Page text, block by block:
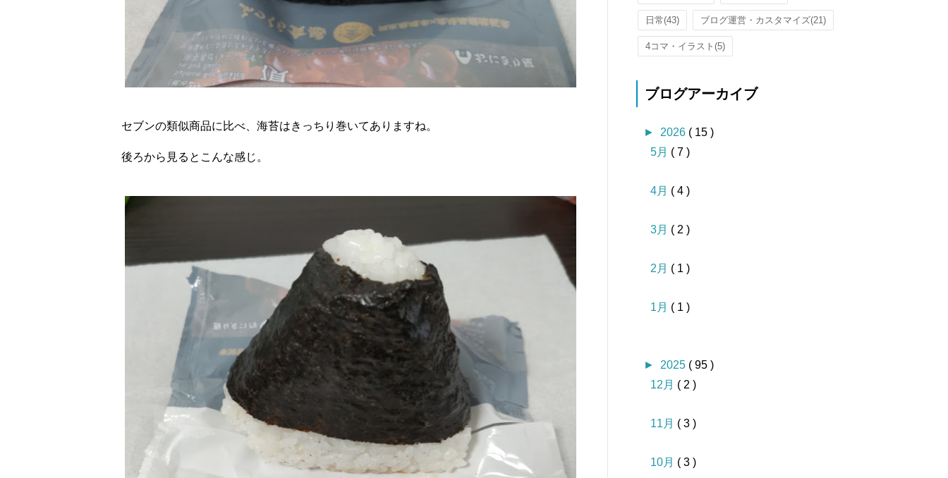
セブンの類似商品に比べ、海苔はきっちり巻いてありますね。
後ろから見るとこんな感じ。
日常(43) ブログ運営・カスタマイズ(21)
4コマ・イラスト (5)
ブログアーカイブ
► 2026 ( 15 )
5月 ( 7 )
4月 ( 4 )
3月 ( 2 )
2月 ( 1 )
1月 ( 1 )
► 2025 ( 95 )
12月 ( 2 )
11月 ( 3 )
10月 ( 3 )